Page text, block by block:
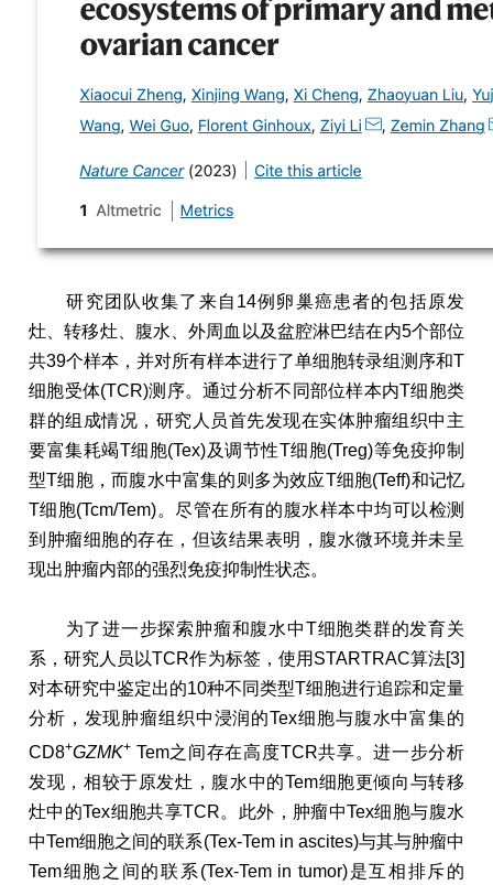
研究团队收集了来自14例卵巢癌患者的包括原发
灶、转移灶、腹水、外周血以及盆腔淋巴结在内5个部位
共39个样本，并对所有样本进行了单细胞转录组测序和T
细胞受体(TCR)测序。通过分析不同部位样本内T细胞类
群的组成情况，研究人员首先发现在实体肿瘤组织中主
要富集耗竭T细胞(Tex)及调节性T细胞(Treg)等免疫抑制
型T细胞，而腹水中富集的则多为效应T细胞(Teff)和记忆
T细胞(Tcm/Tem)。尽管在所有的腹水样本中均可以检测
到肿瘤细胞的存在，但该结果表明，腹水微环境并未呈
现出肿瘤内部的强烈免疫抑制性状态。
为了进一步探索肿瘤和腹水中T细胞类群的发育关
系，研究人员以TCR作为标签，使用STARTRAC算法[3]
对本研究中鉴定出的10种不同类型T细胞进行追踪和定量
分析，发现肿瘤组织中浸润的Tex细胞与腹水中富集的
CD8+GZMK+ Tem之间存在高度TCR共享。进一步分析
发现，相较于原发灶，腹水中的Tem细胞更倾向与转移
灶中的Tex细胞共享TCR。此外，肿瘤中Tex细胞与腹水
中Tem细胞之间的联系(Tex-Tem in ascites)与其与肿瘤中
Tem细胞之间的联系(Tex-Tem in tumor)是互相排斥的